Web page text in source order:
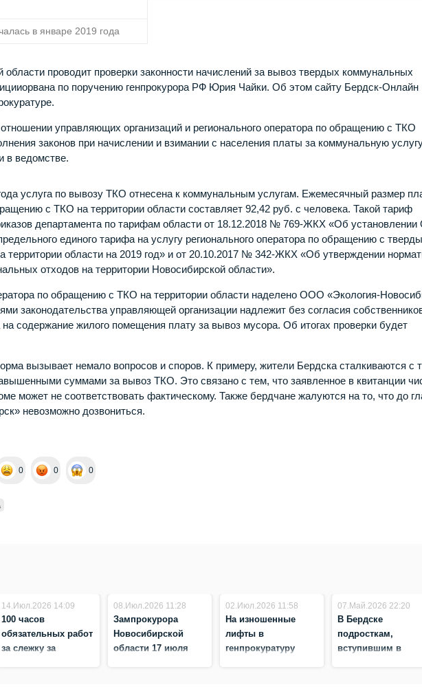
в январе 2019 года
области проводит проверки законности начислений за вывоз твердых коммунальных
по поручению генпрокурора РФ Юрия Чайки. Об этом сайту Бердск-Онлайн
управляющих организаций и регионального оператора по обращению с ТКО
законов при начислении и взимании с населения платы за коммунальную
в ведомстве.
услуга по вывозу ТКО отнесена к коммунальным услугам. Ежемесячный размер
с ТКО на территории области составляет 92,42 руб. с человека. Такой тариф
департамента по тарифам области от 18.12.2018 № 769-ЖКХ «Об
единого тарифа на услугу регионального оператора по обращению с
территории области на 2019 год» и от 20.10.2017 № 342-ЖКХ «Об утверждении
отходов на территории Новосибирской области».
по обращению с ТКО на территории области наделено ООО «Экология-
законодательства управляющей организации надлежит без согласия
содержание жилого помещения плату за вывоз мусора. Об итогах проверки будет
вызывает немало вопросов и споров. К примеру, жители Бердска сталкиваются с
суммами за вывоз ТКО. Это связано с тем, что заявленное в квитанции
может не соответствовать фактическому. Также бердчане жалуются на то, что до
невозможно дозвониться.
0 0 0
14.Июл.2026 14:09
100 часов
обязательных работ
за слежку за
08.Июл.2026 11:28
Зампрокурора
Новосибирской
области 17 июля
02.Июл.2026 11:58
На изношенные
лифты в
генпрокуратуру
07.Май.2026 22:20
В Бердске
подросткам,
вступившим в